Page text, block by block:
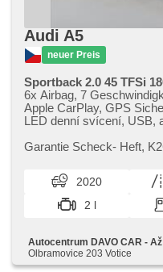
Audi A5
neuer Preis
Sportback 2.0 45 TFSi
6x Airbag, 7
Apple CarPlay, GPS
LED denní svícení, USB,
(HSA), Klimaautomatik,
mobilních telefonů,
Brems-Assistent,
Funkfernbedienung,
Teilbare Rücksitzbank,
zařízení, El. Deckel des
elektronická ruční brzda,
Garantie Scheck​- Heft,​
hybridním benzínový...
2020
2 l
Autocentrum DAVO CAR -
Olbramovice 203 Votice